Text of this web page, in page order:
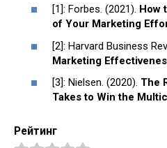
[1]: Forbes. (2021). How
of Your Marketing
[2]: Harvard Business
Marketing
[3]: Nielsen. (2020). The
Takes to Win the
Рейтинг